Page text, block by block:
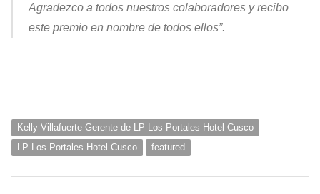
Agradezco a todos nuestros colaboradores y recibo
este premio en nombre de todos ellos”.
Kelly Villafuerte Gerente de LP Los Portales Hotel Cusco
LP Los Portales Hotel Cusco
featured